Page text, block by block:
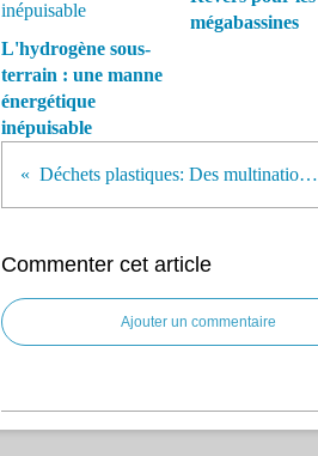
L'hydrogène sous-
terrain : une manne
énergétique
inépuisable
mégabassines
Déchets plastiques: Des multinationales créent une «alliance» pour réduire la pollution
Commenter cet article
Ajouter un commentaire